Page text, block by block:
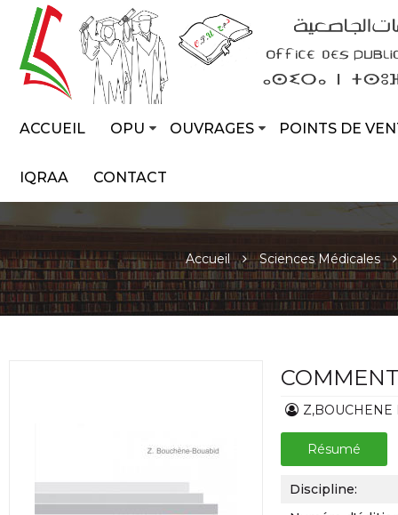
ACCUEIL OPU OUVRAGES POINTS DE
IQRAA CONTACT
Accueil Sciences Médicales
Résumé
Discipline: